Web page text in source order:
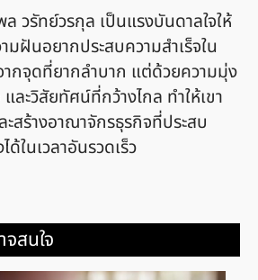
ล วรัทย์วรกุล เป็นแรงบันดาลใจให้
ฝันอยากประสบความสำเร็จใน
ากจุดที่ยากลำบาก แต่ด้วยความมุ่ง
ละวิสัยทัศน์ที่กว้างไกล ทำให้เขา
สร้างอาณาจักรธุรกิจที่ประสบ
ด้ในเวลาอันรวดเร็ว
สนใจ